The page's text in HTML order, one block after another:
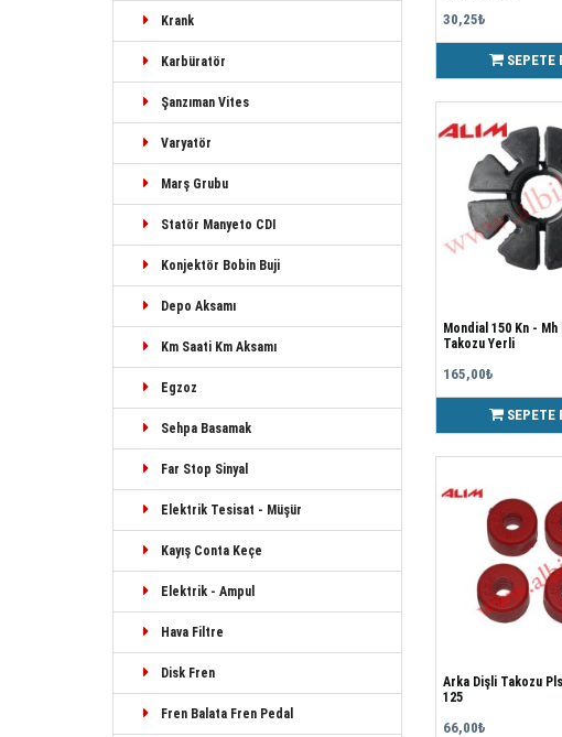
Krank
Karbüratör
Şanzıman Vites
Varyatör
Marş Grubu
Statör Manyeto CDI
Konjektör Bobin Buji
Depo Aksamı
Km Saati Km Aksamı
Egzoz
Sehpa Basamak
Far Stop Sinyal
Elektrik Tesisat - Müşür
Kayış Conta Keçe
Elektrik - Ampul
Hava Filtre
Disk Fren
Fren Balata Fren Pedal
30,25₺
SEPETE
Mondial 150 Kn -
Takozu Yerli
165,00₺
SEPETE
Arka Dişli Takozu
125
66,00₺